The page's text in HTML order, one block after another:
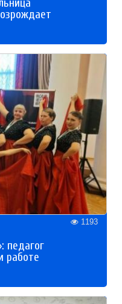
1193
педагог
работе